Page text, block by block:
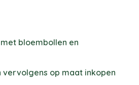
bloembollen en
vervolgens op maat inkopen